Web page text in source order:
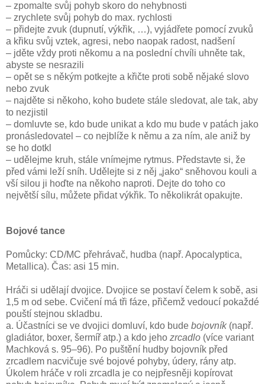
– zpomalte svůj pohyb skoro do nehybnosti
– zrychlete svůj pohyb do max. rychlosti
– přidejte zvuk (dupnutí, výkřik, …), vyjádřete pomocí zvuků
a křiku svůj vztek, agresi, nebo naopak radost, nadšení
– jděte vždy proti někomu a na poslední chvíli uhněte tak,
abyste se nesrazili
– opět se s někým potkejte a křičte proti sobě nějaké slovo
nebo zvuk
– najděte si někoho, koho budete stále sledovat, ale tak, aby
to nezjistil
– domluvte se, kdo bude unikat a kdo mu bude v patách jako
pronásledovatel – co nejblíže k němu a za ním, ale aniž by
se ho dotkl
– udělejme kruh, stále vnímejme rytmus. Představte si, že
před vámi leží sníh. Udělejte si z něj „jako“ sněhovou kouli a
vší silou ji hoďte na někoho naproti. Dejte do toho co
největší sílu, můžete přidat výkřik. To několikrát opakujte.
Bojové tance
Pomůcky: CD/MC přehrávač, hudba (např. Apocalyptica,
Metallica). Čas: asi 15 min.
Hráči si udělají dvojice. Dvojice se postaví čelem k sobě, asi
1,5 m od sebe. Cvičení má tři fáze, přičemž vedoucí pokaždé
pouští stejnou skladbu.
a. Účastníci se ve dvojici domluví, kdo bude bojovník (např.
gladiátor, boxer, šermíř atp.) a kdo jeho zrcadlo (více variant
Machková s. 95–96). Po puštění hudby bojovník před
zrcadlem nacvičuje své bojové pohyby, údery, rány atp.
Úkolem hráče v roli zrcadla je co nejpřesněji kopírovat